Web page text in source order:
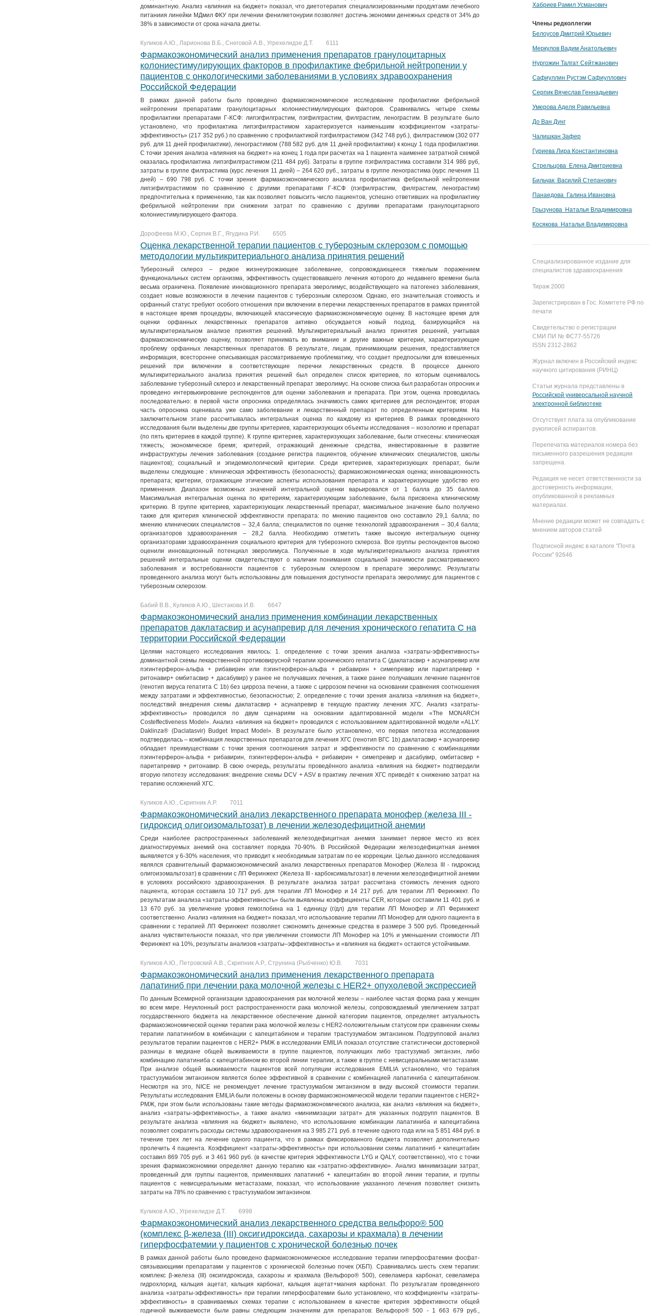
доминантную. Анализ «влияния на бюджет» показал, что диетотерапия специализированными продуктами лечебного
питаниия линейки МДмил ФКУ при лечении фенилкетонурии позволяет достичь экономии денежных средств от 34% до
38% в зависимости от срока начала диеты.
Куликов А.Ю., Ларионова В.Б., Снеговой А.В., Угрехелидзе Д.Т. 6111
Фармакоэкономический анализ применения препаратов гранулоцитарных
колониестимулирующих факторов в профилактике фебрильной нейтропении у
пациентов с онкологическими заболеваниями в условиях здравоохранения
Российской Федерации
В рамках данной работы было проведено фармакоэкономическое исследование профилактики фебрильной
нейтропении препаратами гранулоцитарных колониестимулирующих факторов. Сравнивались четыре схемы
профилактики препаратами Г-КСФ: липэгфилграстим, пэгфилграстим, филграстим, ленограстим. В результате было
установлено, что профилактика липэгфилграстимом характеризуется наименьшим коэффициентом «затраты-
эффективность» (217 352 руб.) по сравнению с профилактикой пэгфилграстимом (342 748 руб.), филграстимом (302 077
руб. для 11 дней профилактики), ленограстимом (788 582 руб. для 11 дней профилактики) к концу 1 года профилактики.
С точки зрения анализа «влияния на бюджет» на конец 1 года при расчетах на 1 пациента наименее затратной схемой
оказалась профилактика липэгфилграстимом (211 484 руб). Затраты в группе пэгфилграстима составили 314 986 руб,
затраты в группе филграстима (курс лечения 11 дней) – 264 620 руб., затраты в группе ленограстима (курс лечения 11
дней) – 690 798 руб. С точки зрения фармакоэкономического анализа профилактика фебрильной нейтропении
липэгфилграстимом по сравнению с другими препаратами Г-КСФ (пэгфилграстим, филграстим, ленограстим)
предпочтительна к применению, так как позволяет повысить число пациентов, успешно ответивших на профилактику
фебрильной нейтропении при снижении затрат по сравнению с другими препаратами гранулоцитарного
колониестимулирующего фактора.
Дорофеева М.Ю., Серпик В.Г., Ягудина Р.И. 6505
Оценка лекарственной терапии пациентов с туберозным склерозом с помощью
методологии мультикритериального анализа принятия решений
Туберозный склероз – редкое жизнеугрожающее заболевание, сопровождающееся тяжелым поражением
функциональных систем организма, эффективность существовавшего лечения которого до недавнего времени была
весьма ограничена. Появление инновационного препарата эверолимус, воздействующего на патогенез заболевания,
создает новые возможности в лечении пациентов с туберозным склерозом. Однако, его значительная стоимость и
орфанный статус требуют особого отношения при включении в перечни лекарственных препаратов в рамках принятой
в настоящее время процедуры, включающей классическую фармакоэкономическую оценку. В настоящее время для
оценки орфанных лекарственных препаратов активно обсуждается новый подход, базирующийся на
мультикритериальном анализе принятия решений. Мультикритериальный анализ принятия решений, учитывая
фармакоэкономическую оценку, позволяет принимать во внимание и другие важные критерии, характеризующие
проблему орфанных лекарственных препаратов. В результате, лицам, принимающим решения, предоставляется
информация, всесторонне описывающая рассматриваемую проблематику, что создает предпосылки для взвешенных
решений при включении в соответствующие перечни лекарственных средств. В процессе данного
мультикритериального анализа принятия решений был определен список критериев, по которым оценивалось
заболевание туберозный склероз и лекарственный препарат эверолимус. На основе списка был разработан опросник и
проведено интервьюирование респондентов для оценки заболевания и препарата. При этом, оценка проводилась
последовательно: в первой части опросника определялась значимость самих критериев для респондентов; вторая
часть опросника оценивала уже само заболевание и лекарственный препарат по определенным критериям. На
заключительном этапе рассчитывалась интегральная оценка по каждому из критериев. В рамках проведенного
исследования были выделены две группы критериев, характеризующих объекты исследования – нозологию и препарат
(по пять критериев в каждой группе). К группе критериев, характеризующих заболевание, были отнесены: клиническая
тяжесть; экономическое бремя; критерий, отражающий денежные средства, инвестированные в развитие
инфраструктуры лечения заболевания (создание регистра пациентов, обучение клинических специалистов, школы
пациентов); социальный и эпидемиологический критерии. Среди критериев, характеризующих препарат, были
выделены следующие : клиническая эффективность (безопасность); фармакоэкономическая оценка; инновационность
препарата; критерии, отражающие этические аспекты использования препарата и характеризующие удобство его
применения. Диапазон возможных значений интегральной оценки варьировался от 1 балла до 35 баллов.
Максимальная интегральная оценка по критериям, характеризующим заболевание, была присвоена клиническому
критерию. В группе критериев, характеризующих лекарственный препарат, максимальное значение было получено
также для критерия клинической эффективности препарата: по мнению пациентов оно составило 29,1 балла; по
мнению клинических специалистов – 32,4 балла; специалистов по оценке технологий здравоохранения – 30,4 балла;
организаторов здравоохранения – 28,2 балла. Необходимо отметить также высокую интегральную оценку
организаторами здравоохранения социального критерия для туберозного склероза. Все группы респондентов высоко
оценили инновационный потенциал эверолимуса. Полученные в ходе мультикритериального анализа принятия
решений интегральные оценки свидетельствуют о наличии понимания социальной значимости рассматриваемого
заболевания и востребованности пациентов с туберозным склерозом в препарате эверолимус. Результаты
проведенного анализа могут быть использованы для повышения доступности препарата эверолимус для пациентов с
туберозным склерозом.
Бабий В.В., Куликов А.Ю., Шестакова И.В. 6647
Фармакоэкономический анализ применения комбинации лекарственных
препаратов даклатасвир и асунапревир для лечения хронического гепатита C на
территории Российской Федерации
Целями настоящего исследования явилось: 1. определение с точки зрения анализа «затраты-эффективность»
доминантной схемы лекарственной противовирусной терапии хронического гепатита С (даклатасвир + асунапревир или
пэгинтерферон-альфа + рибавирин или пэгинтерферон-альфа + рибавирин + симепревир или паритапревир +
ритонавир+ омбитасвир + дасабувир) у ранее не получавших лечения, а также ранее получавших лечение пациентов
(генотип вируса гепатита С 1b) без цирроза печени, а также с циррозом печени на основании сравнения соотношения
между затратами и эффективностью, безопасностью; 2. определение с точки зрения анализа «влияния на бюджет»,
последствий внедрения схемы даклатасвир + асунапревир в текущую практику лечения ХГС. Анализ «затраты-
эффективность» проводился по двум сценариям на основании адаптированной модели «The MONARCH
Costeffectiveness Model». Анализ «влияния на бюджет» проводился с использованием адаптированной модели «ALLY:
Daklinza® (Daclatasvir) Budget Impact Model». В результате было установлено, что первая гипотеза исследования
подтвердилась – комбинация лекарственных препаратов для лечения ХГС (генотип ВГС 1b) даклатасвир + асунапревир
обладает преимуществами с точки зрения соотношения затрат и эффективности по сравнению с комбинациями
пэгинтерферон-альфа + рибавирин, пэгинтерферон-альфа + рибавирин + симепревир и дасабувир, омбитасвир +
паритапревир + ритонавир. В свою очередь, результаты проведённого анализа «влияния на бюджет» подтвердили
вторую гипотезу исследования: внедрение схемы DCV + ASV в практику лечения ХГС приведёт к снижению затрат на
терапию осложнений ХГС.
Куликов А.Ю., Скрипник А.Р. 7011
Фармакоэкономический анализ лекарственного препарата монофер (железа III -
гидроксид олигоизомальтозат) в лечении железодефицитной анемии
Среди наиболее распространенных заболеваний железодефицитная анемия занимает первое место из всех
диагностируемых анемий она составляет порядка 70-90%. В Российской Федерации железодефицитная анемия
выявляется у 6-30% населения, что приводит к необходимым затратам по ее коррекции. Целью данного исследования
являлся сравнительный фармакоэкономический анализ лекарственных препаратов Монофер (Железа III - гидроксид
олигоизомальтозат) в сравнении с ЛП Феринжект (Железа III - карбоксимальтозат) в лечении железодефицитной анемии
в условиях российского здравоохранения. В результате анализа затрат рассчитана стоимость лечения одного
пациента, которая составила 10 717 руб. для терапии ЛП Монофер и 14 217 руб. для терапии ЛП Феринжект. По
результатам анализа «затраты-эффективность» были выявлены коэффициенты CER, которые составили 11 401 руб. и
13 670 руб. за увеличение уровня гемоглобина на 1 единицу (г/дл) для терапии ЛП Монофер и ЛП Феринжект
соответственно. Анализ «влияния на бюджет» показал, что использование терапии ЛП Монофер для одного пациента в
сравнении с терапией ЛП Феринжект позволяет сэкономить денежные средства в размере 3 500 руб. Проведенный
анализ чувствительности показал, что при увеличении стоимости ЛП Монофер на 10% и уменьшении стоимости ЛП
Феринжект на 10%, результаты анализов «затраты–эффективность» и «влияния на бюджет» остаются устойчивыми.
Куликов А.Ю., Петровский А.В., Скрипник А.Р., Струнина (Рыбченко) Ю.В. 7031
Фармакоэкономический анализ применения лекарственного препарата
лапатиниб при лечении рака молочной железы с HER2+ опухолевой экспрессией
По данным Всемирной организации здравоохранения рак молочной железы – наиболее частая форма рака у женщин
во всем мире. Неуклонный рост распространенности рака молочной железы, сопровождаемый увеличением затрат
государственного бюджета на лекарственное обеспечение данной категории пациентов, определяет актуальность
фармакоэкономической оценки терапии рака молочной железы с HER2-положительным статусом при сравнении схемы
терапии лапатинибом в комбинации с капецитабином и терапии трастузумабом эмтанзином. Подгрупповой анализ
результатов терапии пациентов с HER2+ РМЖ в исследовании EMILIA показал отсутствие статистически достоверной
разницы в медиане общей выживаемости в группе пациентов, получающих либо трастузумаб эмтанзин, либо
комбинацию лапатиниба с капецитабином во второй линии терапии, а также в группе с невисцеральными метастазами.
При анализе общей выживаемости пациентов всей популяции исследования EMILIA установлено, что терапия
трастузумабом эмтанзином является более эффективной в сравнении с комбинацией лапатиниба с капецитабином.
Несмотря на это, NICE не рекомендует лечение трастузумабом эмтанзином в виду высокой стоимости терапии.
Результаты исследования EMILIA были положены в основу фармакоэкономической модели терапии пациентов с HER2+
РМЖ, при этом были использованы такие методы фармакоэкономического анализа, как анализ «влияния на бюджет»,
анализ «затраты-эффективность», а также анализ «минимизации затрат» для указанных подгрупп пациентов. В
результате анализа «влияния на бюджет» выявлено, что использование комбинации лапатиниба и капецитабина
позволяет сократить расходы системы здравоохранения на 3 985 271 руб. в течение одного года или на 5 851 484 руб. в
течение трех лет на лечение одного пациента, что в рамках фиксированного бюджета позволяет дополнительно
пролечить 4 пациента. Коэффициент «затраты-эффективность» при использовании схемы лапатиниб + капецитабин
составил 869 705 руб. и 3 461 960 руб. (в качестве критерия эффективности LYG и QALY, соответственно), что с точки
зрения фармакоэкономики определяет данную терапию как «затратно-эффективную». Анализ минимизации затрат,
проведенный для группы пациентов, применявших лапатиниб + капецитабин во второй линии терапии, и группы
пациентов с невисцеральными метастазами, показал, что использование указанного лечения позволяет снизить
затраты на 78% по сравнению с трастузумабом эмтанзином.
Куликов А.Ю., Угрехелидзе Д.Т. 6998
Фармакоэкономический анализ лекарственного средства вельфоро® 500
(комплекс β-железа (III) оксигидроксида, сахарозы и крахмала) в лечении
гиперфосфатемии у пациентов с хронической болезнью почек
В рамках данной работы было проведено фармакоэкономическое исследование терапии гиперфосфатемии фосфат-
связывающими препаратами у пациентов с хронической болезнью почек (ХБП). Сравнивались шесть схем терапии:
комплекс β-железа (III) оксигидроксида, сахарозы и крахмала (Вельфоро® 500), севеламера карбонат, севеламера
гидрохлорид, кальция ацетат, кальция карбонат, кальция ацетат+магния карбонат. По результатам проведенного
анализа «затраты-эффективность» при терапии гиперфосфатемии было установлено, что коэффициенты «затраты-
эффективность» в сравниваемых схемах терапии с использованием в качестве критерия эффективности общей
годичной выживаемости были равны следующим значениям для препаратов: Вельфоро® 500 - 1 663 679 руб.,
Хабриев Рамил Усманович
Члены редколлегии
Белоусов Дмитрий Юрьевич
Меркулов Вадим Анатольевич
Нургожин Талгат Сейтжанович
Сафиуллин Рустэм Сафиуллович
Серпик Вячеслав Геннадьевич
Умерова Аделя Равильевна
До Ван Дунг
Чалишкан Зафер
Гуриева Лира Константиновна
Стрельцова Елена Дмитриевна
Бильчак Василий Степанович
Панаедова Галина Ивановна
Грызунова Наталья Владимировна
Косякова Наталья Владимировна
Специализированное издание для
специалистов здравоохранения
Тираж 2000
Зарегистрирован в Гос. Комитете РФ по
печати
Свидетельство о регистрации
СМИ ПИ № ФС77-55726
ISSN 2312-2862
Журнал включен в Российский индекс
научного цитирования (РИНЦ)
Статьи журнала представлены в
Российской универсальной научной
электронной библиотеке
Отсутствует плата за опубликование
рукописей аспирантов.
Перепечатка материалов номера без
письменного разрешения редакции
запрещена.
Редакция не несет ответственности за
достоверность информации,
опубликованной в рекламных
материалах.
Мнение редакции может не совпадать с
мнением авторов статей
Подписной индекс в каталоге "Почта
России" 92646